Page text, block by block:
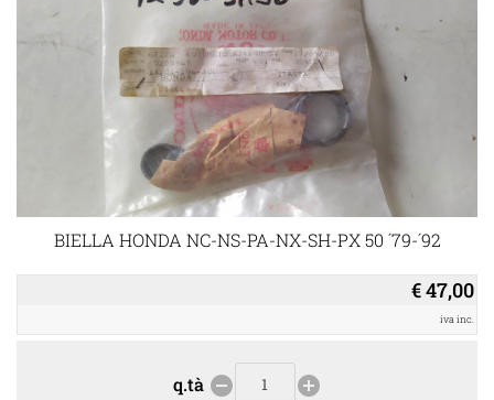
BIELLA HONDA NC-NS-PA-NX-SH-PX 50 ´79-´92
€ 47,00
iva inc.
q.tà remove_circle add_circle